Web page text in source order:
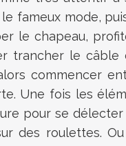
fameux mode,
le chapeau,
trancher le
commencer
Une fois les
pour se
des roulettes.